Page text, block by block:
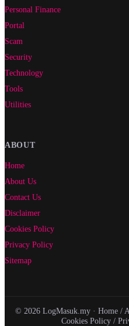
Personal Finance
Portal
Scam
Security
Technology
Tools
Utilities
ABOUT
Home
About Us
Contact Us
Disclaimer
Cookies Policy
Privacy Policy
Sitemap
© 2026 LogMasuk.my · Home /
Cookies Policy /